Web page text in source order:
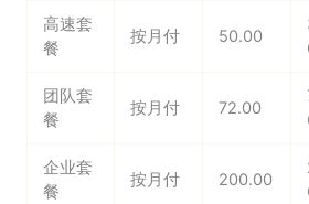
高速套
餐
按月付 50.00
团队套
餐
按月付 72.00
企业套
餐
按月付 200.00